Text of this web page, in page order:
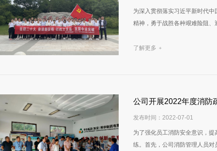
为深入贯彻落实习近平新时代
精神，勇于战胜各种艰难险阻
了解更多 +
公司开展2022年度消防
发布时间：2022-07-01
为了强化员工消防安全意识，
练。首先，公司消防管理人员对